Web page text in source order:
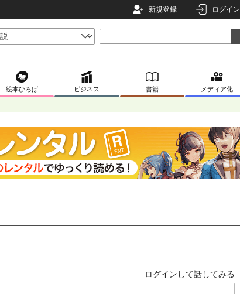
新規登録 ログイン
絵本ひろば ビジネス 書籍 メディア化
ログインして話してみる